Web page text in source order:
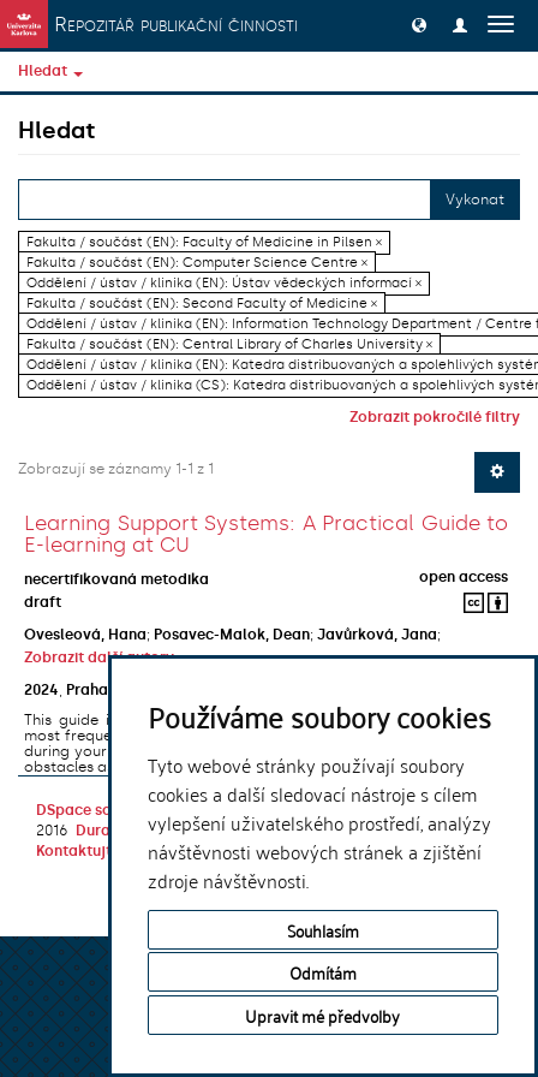
Používáme soubory cookies
Tyto webové stránky používají soubory
cookies a další sledovací nástroje s cílem
vylepšení uživatelského prostředí, analýzy
návštěvnosti webových stránek a zjištění
zdroje návštěvnosti.
Souhlasím
Odmítám
Upravit mé předvolby
Přeskočit na obsah
Repozitář publikační činnosti
Hledat
Hledat
Vykonat
Fakulta / součást (EN): Faculty of Medicine in Pilsen ×
Fakulta / součást (EN): Computer Science Centre ×
Oddělení / ústav / klinika (EN): Ústav vědeckých informací ×
Fakulta / součást (EN): Second Faculty of Medicine ×
Oddělení / ústav / klinika (EN): Information Technology Department / Centre
Fakulta / součást (EN): Central Library of Charles University ×
Oddělení / ústav / klinika (EN): Katedra distribuovaných a spolehlivých
Oddělení / ústav / klinika (CS): Katedra distribuovaných a spolehlivých
Zobrazit pokročilé filtry
Zobrazují se záznamy 1-1 z 1
Learning Support Systems: A Practical Guide to
E-learning at CU
necertifikovaná metodika
open access
draft
Ovesleová, Hana; Posavec-Malok, Dean; Javůrková, Jana;
Zobrazit další autory
2024
Praha
This guide introduces the e-learning support tools that are used
most frequently at Charles University and that you may encounter
during your studies. It will also help you to avoid the most common
obstacles associated ...
DSpace software
2016
DuraSpace
Kontaktujte nás |Vyjádření názoru
Theme by